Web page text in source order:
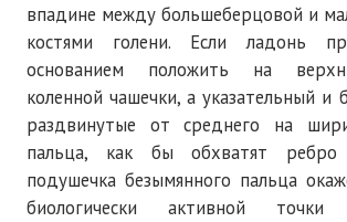
№ 7
№ 8
Список наших книг
Страница поиска
впадине между большеберцовой и
костями голени. Если ладонь
основанием положить на
коленной чашечки, а указательный и
раздвинутые от среднего на
пальца, как бы обхватят
подушечка безымянного пальца
биологически активной точки